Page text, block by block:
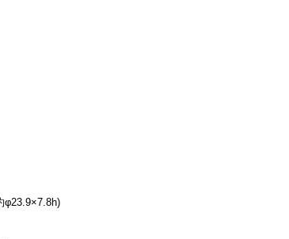
φ23.9×7.8h)